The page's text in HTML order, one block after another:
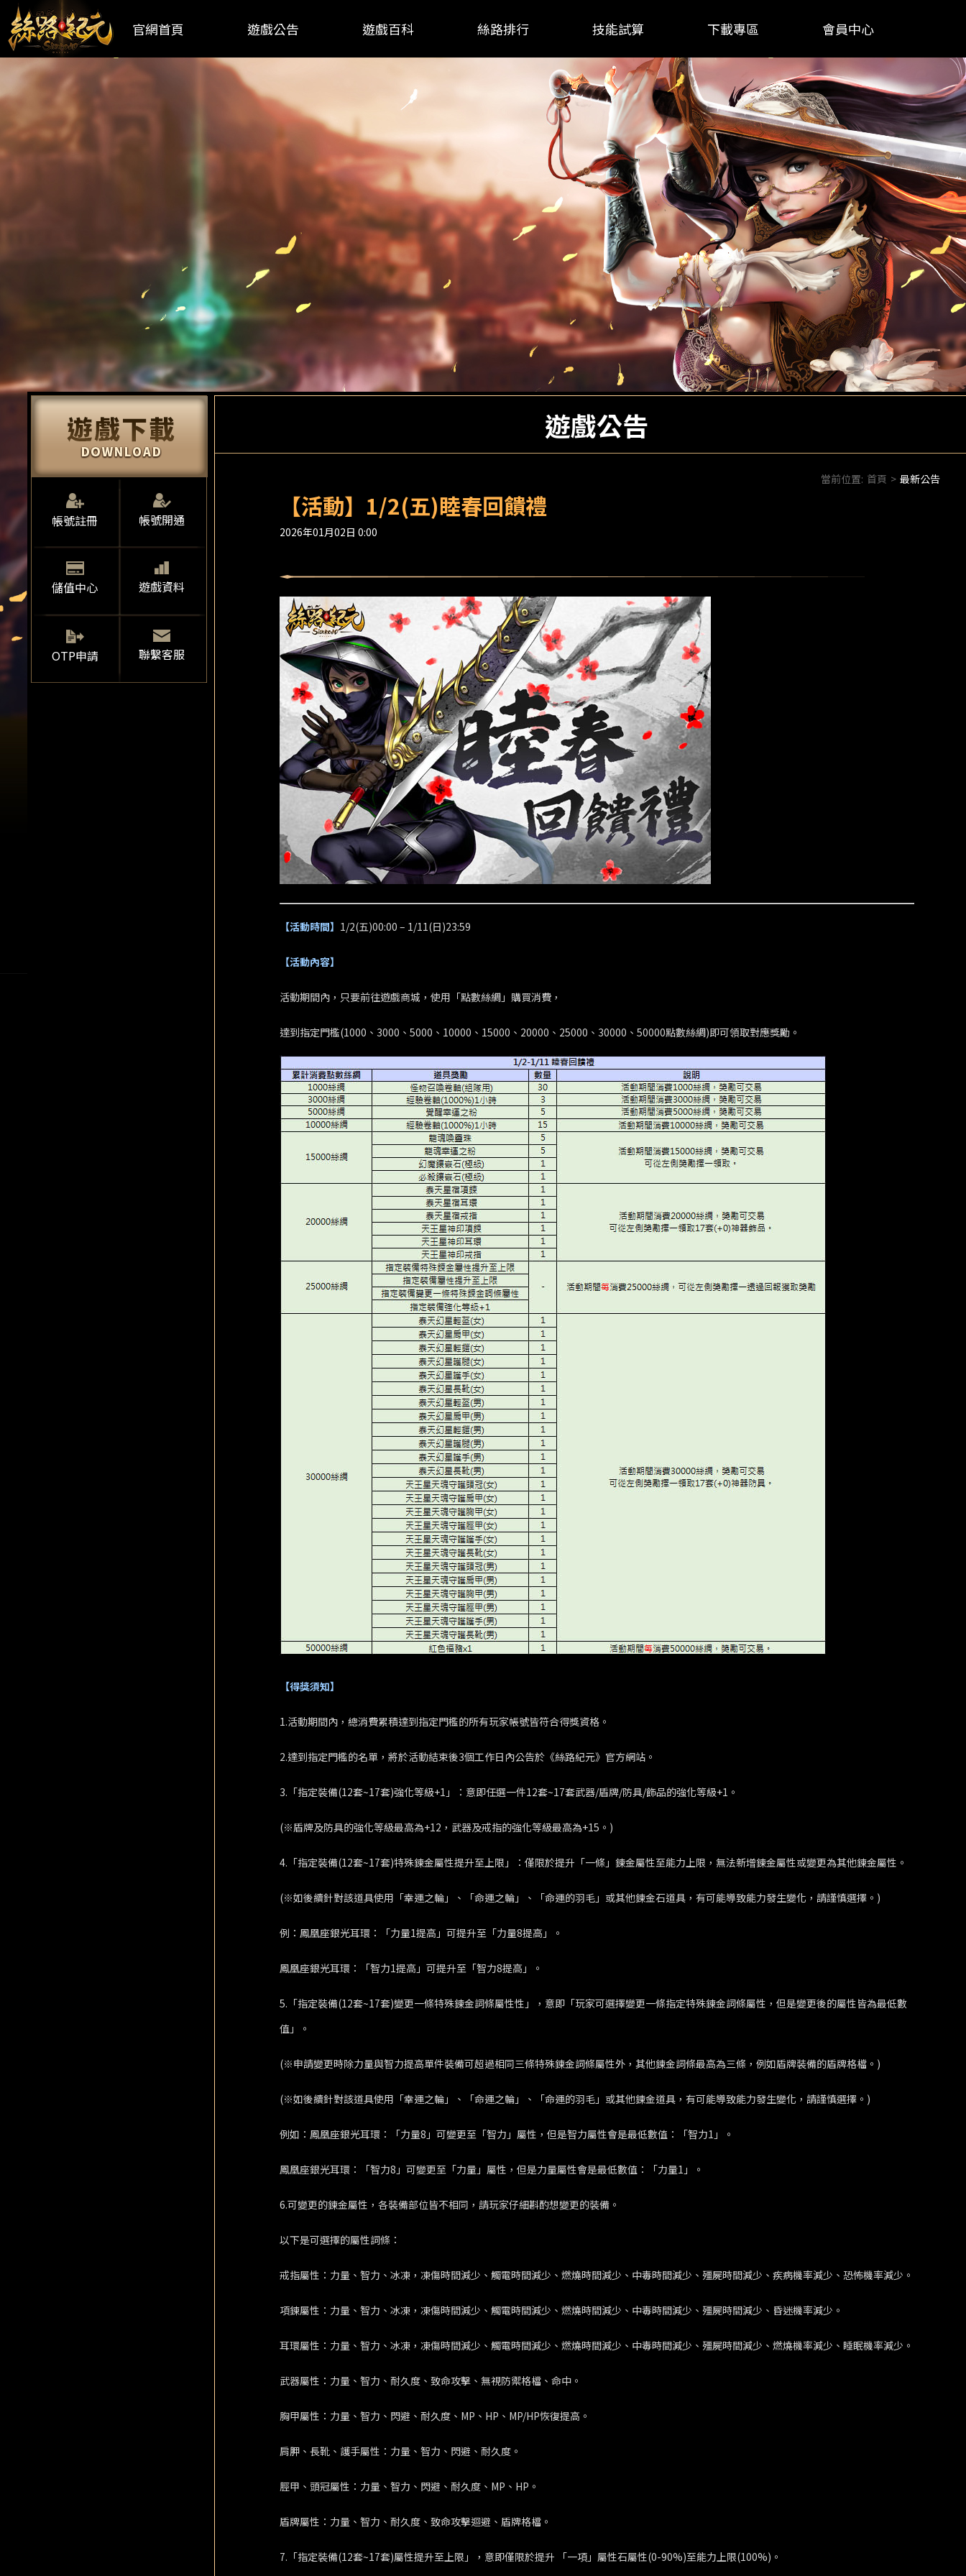
官網首頁 遊戲公告 遊戲百科 絲路排行 技能試算 下載專區 會員中心
帳號註冊 帳號開通
儲值中心 遊戲資料
OTP申請 聯繫客服
遊戲公告
當前位置: 首頁 > 最新公告
【活動】1/2(五)睦春回饋禮
2026年01月02日 0:00
【活動時間】 1/2(五)00:00 – 1/11(日)23:59
【活動內容】
活動期間內，只要前往遊戲商城，使用「點數絲綢」購買消費，
達到指定門檻(1000、3000、5000、10000、15000、20000、25000、30000、50000點數絲綢)即可領取對應獎勵。
【得獎須知】
1.活動期間內，總消費累積達到指定門檻的所有玩家帳號皆符合得獎資格。
2.達到指定門檻的名單，將於活動結束後3個工作日內公告於《絲路紀元》官方網站。
3.「指定裝備(12套~17套)強化等級+1」：意即任選一件12套~17套武器/盾牌/防具/飾品的強化等級+1。
(※盾牌及防具的強化等級最高為+12，武器及戒指的強化等級最高為+15。)
4.「指定裝備(12套~17套)特殊鍊金屬性提升至上限」：僅限於提升「一條」鍊金屬性至能力上限，無法新增鍊金屬性或變更為其他鍊金屬性。
(※如後續針對該道具使用「幸運之輪」、「命運之輪」、「命運的羽毛」或其他鍊金石道具，有可能導致能力發生變化，請謹慎選擇。)
例：鳳凰座銀光耳環：「力量1提高」可提升至「力量8提高」。
鳳凰座銀光耳環：「智力1提高」可提升至「智力8提高」。
5.「指定裝備(12套~17套)變更一條特殊鍊金詞條屬性性」，意即「玩家可選擇變更一條指定特殊鍊金詞條屬性，但是變更後的屬性皆為最低數
值」。
(※申請變更時除力量與智力提高單件裝備可超過相同三條特殊鍊金詞條屬性外，其他鍊金詞條最高為三條，例如盾牌裝備的盾牌格檔。)
(※如後續針對該道具使用「幸運之輪」、「命運之輪」、「命運的羽毛」或其他鍊金道具，有可能導致能力發生變化，請謹慎選擇。)
例如：鳳凰座銀光耳環：「力量8」可變更至「智力」屬性，但是智力屬性會是最低數值：「智力1」。
鳳凰座銀光耳環：「智力8」可變更至「力量」屬性，但是力量屬性會是最低數值：「力量1」。
6.可變更的鍊金屬性，各裝備部位皆不相同，請玩家仔細斟酌想變更的裝備。
以下是可選擇的屬性詞條：
戒指屬性：力量、智力、冰凍，凍傷時間減少、觸電時間減少、燃燒時間減少、中毒時間減少、殭屍時間減少、疾病機率減少、恐怖機率減少。
項鍊屬性：力量、智力、冰凍，凍傷時間減少、觸電時間減少、燃燒時間減少、中毒時間減少、殭屍時間減少、昏迷機率減少。
耳環屬性：力量、智力、冰凍，凍傷時間減少、觸電時間減少、燃燒時間減少、中毒時間減少、殭屍時間減少、燃燒機率減少、睡眠機率減少。
武器屬性：力量、智力、耐久度、致命攻擊、無視防禦格檔、命中。
胸甲屬性：力量、智力、閃避、耐久度、MP、HP、MP/HP恢復提高。
肩胛、長靴、護手屬性：力量、智力、閃避、耐久度。
脛甲、頭冠屬性：力量、智力、閃避、耐久度、MP、HP。
盾牌屬性：力量、智力、耐久度、致命攻擊迴避、盾牌格檔。
7.「指定裝備(12套~17套)屬性提升至上限」，意即僅限於提升 「一項」屬性石屬性(0-90%)至能力上限(100%)。